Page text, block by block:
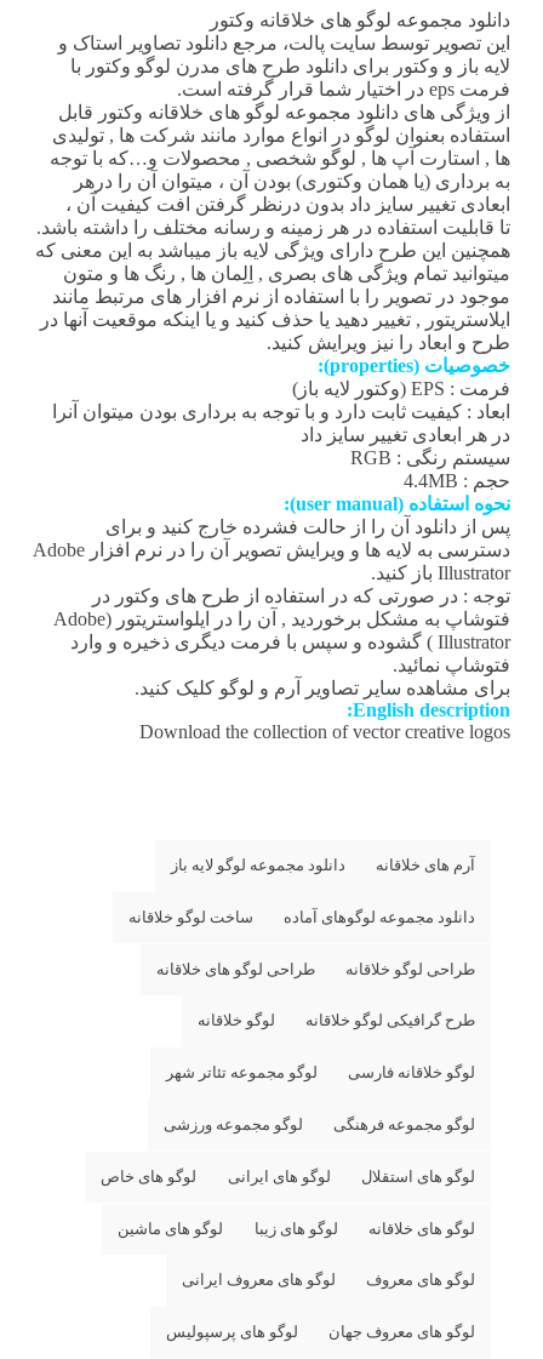
دانلود مجموعه لوگو های خلاقانه وکتور
این تصویر توسط سایت پالت، مرجع دانلود تصاویر استاک و
لایه باز و وکتور برای دانلود طرح های مدرن لوگو وکتور با
فرمت eps در اختیار شما قرار گرفته است.
از ویژگی های دانلود مجموعه لوگو های خلاقانه وکتور قابل
استفاده بعنوان لوگو در انواع موارد مانند شرکت ها , تولیدی
ها , استارت آپ ها , لوگو شخصی , محصولات و…که با توجه
به برداری (یا همان وکتوری) بودن آن ، میتوان آن را درهر
ابعادی تغییر سایز داد بدون درنظر گرفتن افت کیفیت آن ،
تا قابلیت استفاده در هر زمینه و رسانه مختلف را داشته باشد.
همچنین این طرح دارای ویژگی لایه باز میباشد به این معنی که
میتوانید تمام ویژگی های بصری , اِلِمان ها , رنگ ها و متون
موجود در تصویر را با استفاده از نرم افزار های مرتبط مانند
ایلاستریتور , تغییر دهید یا حذف کنید و یا اینکه موقعیت آنها در
طرح و ابعاد را نیز ویرایش کنید.
خصوصیات (properties):
فرمت : EPS (وکتور لایه باز)
ابعاد : کیفیت ثابت دارد و با توجه به برداری بودن میتوان آنرا
در هر ابعادی تغییر سایز داد
سیستم رنگی : RGB
حجم : 4.4MB
نحوه استفاده (user manual):
پس از دانلود آن را از حالت فشرده خارج کنید و برای
دسترسی به لایه ها و ویرایش تصویر آن را در نرم افزار Adobe
Illustrator باز کنید.
توجه : در صورتی که در استفاده از طرح های وکتور در
فتوشاپ به مشکل برخوردید , آن را در ایلواستریتور (Adobe
Illustrator ) گشوده و سپس با فرمت دیگری ذخیره و وارد
فتوشاپ نمائید.
برای مشاهده سایر تصاویر آرم و لوگو کلیک کنید.
English description:
Download the collection of vector creative logos
آرم های خلاقانه دانلود مجموعه لوگو لایه باز
دانلود مجموعه لوگوهای آماده ساخت لوگو خلاقانه
طراحی لوگو خلاقانه طراحی لوگو های خلاقانه
طرح گرافیکی لوگو خلاقانه لوگو خلاقانه
لوگو خلاقانه فارسی لوگو مجموعه تئاتر شهر
لوگو مجموعه فرهنگی لوگو مجموعه ورزشی
لوگو های استقلال لوگو های ایرانی لوگو های خاص
لوگو های خلاقانه لوگو های زیبا لوگو های ماشین
لوگو های معروف لوگو های معروف ایرانی
لوگو های معروف جهان لوگو های پرسپولیس